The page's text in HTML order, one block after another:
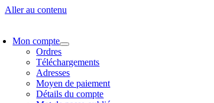
Aller au contenu
Mon compte
Ordres
Téléchargements
Adresses
Moyen de paiement
Détails du compte